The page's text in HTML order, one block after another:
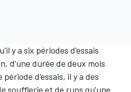
y a six périodes d'essais
d'une durée de deux mois
d'essais, il y a des
soufflerie et de runs qu'une